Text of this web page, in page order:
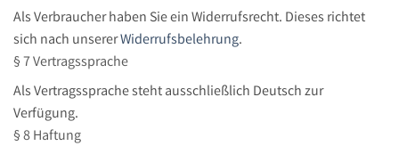
Als Verbraucher haben Sie ein Widerrufsrecht. Dieses richtet
sich nach unsererWiderrufsbelehrung.
§ 7 Vertragssprache
Als Vertragssprache steht ausschließlich Deutsch zur
Verfügung.
§ 8 Haftung